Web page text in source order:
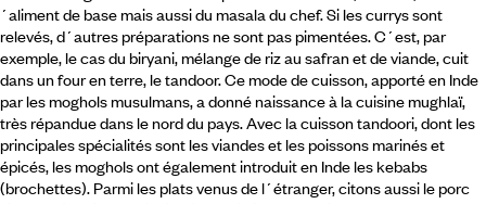
´aliment de base mais aussi du masala du chef. Si les currys sont
relevés, d´autres préparations ne sont pas pimentées. C´est, par
exemple, le cas du biryani, mélange de riz au safran et de viande, cuit
dans un four en terre, le tandoor. Ce mode de cuisson, apporté en Inde
par les moghols musulmans, a donné naissance à la cuisine mughlaï,
très répandue dans le nord du pays. Avec la cuisson tandoori, dont les
principales spécialités sont les viandes et les poissons marinés et
épicés, les moghols ont également introduit en Inde les kebabs
(brochettes). Parmi les plats venus de l´étranger, citons aussi le porc